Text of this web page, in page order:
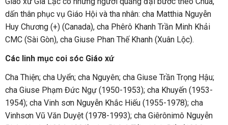
dấn thân phục vụ Giáo Hội và tha nhân: cha Matthia Nguyễn
Huy Chương (+) (Canada), cha Phêrô Khanh Trần Minh Khải
CMC (Sài Gòn), cha Giuse Phan Thế Khanh (Xuân Lộc).
Các linh mục coi sóc Giáo xứ
Cha Thiện; cha Uyển; cha Nguyên; cha Giuse Trần Trọng Hậu;
cha Giuse Phạm Đức Ngự (1950-1953); cha Khuyến (1953-
1954); cha Vinh sơn Nguyễn Khắc Hiếu (1955-1978); cha
Vinhsơn Vũ Văn Duyệt (1978-1993); cha Giêrônimô Nguyễn